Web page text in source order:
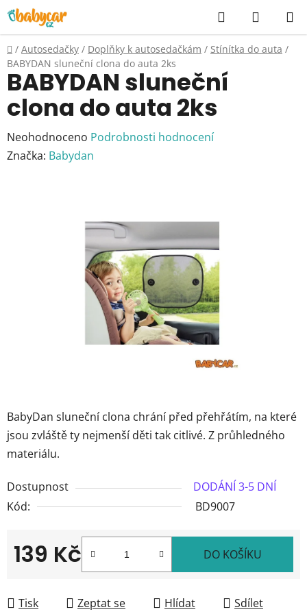
Přejít
na
obsah
Hledat
KOŠÍK
Domů
/ Autosedačky / Doplňky k autosedačkám / Stínítka do auta /
BABYDAN sluneční clona do auta 2ks
BabyDan sluneční clona chrání před přehřátím, na které
jsou zvláště ty nejmenší děti tak citlivé. Z průhledného
materiálu.
Dostupnost
DODÁNÍ 3-5 DNÍ
Kód:
BD9007
139 Kč DO KOŠÍKU
Tisk Zeptat se Hlídat Sdílet
BABYDAN sluneční
clona do auta 2ks
Průměrné
hodnocení
Neohodnoceno Podrobnosti hodnocení
Značka: Babydan